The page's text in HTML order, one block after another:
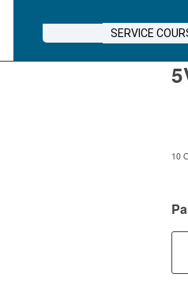
SERVICE
10